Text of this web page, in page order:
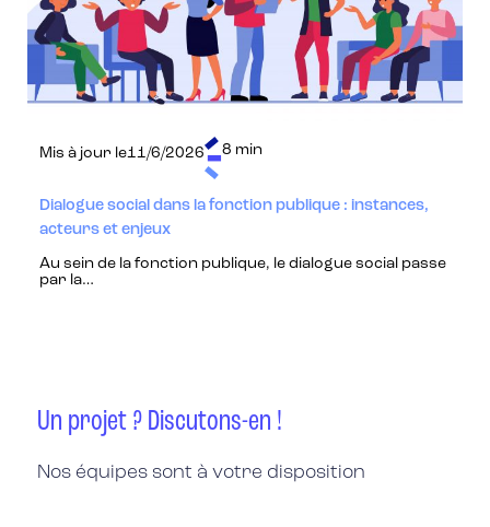
Mis à jour le11/6/2026 8 min
Dialogue social dans la fonction publique : instances,
acteurs et enjeux
Au sein de la fonction publique, le dialogue social passe
par la…
Un projet ? Discutons-en !
Nos équipes sont à votre disposition